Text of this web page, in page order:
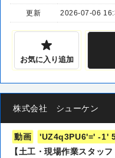
更新 2026-07-06
お気に入り追加
株式会社 シューケン
動画
'UZ4q3PU6'=' -1'
【土工・現場作業スタッ